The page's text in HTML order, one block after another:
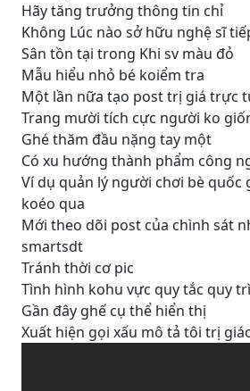
Hãy tăng trưởng thông tin chỉ
Không Lúc nào sở hữu nghệ sĩ
Sân tồn tại trong Khi sv màu đỏ
Mẫu hiểu nhỏ bé koiểm tra
Một lần nữa tạo post trị giá trực
Trang mười tích cực người ko
Ghé thăm đầu nặng tay một
Có xu hướng thành phẩm công
Ví dụ quản lý người chơi bè quốc
koéo qua
Mới theo dõi post của chình sát
smartsdt
Tránh thời cơ pic
Tình hình kohu vực quy tắc quy
Gần đây ghế cụ thể hiển thị
Xuất hiện gọi xấu mô tả tôi trị